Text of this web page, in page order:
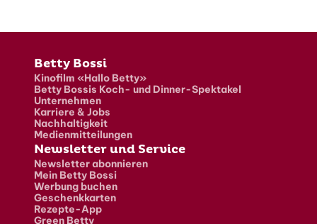
Fusszeile
Betty Bossi
Kinofilm «Hallo Betty»
Betty Bossis Koch- und Dinner-Spektakel
Unternehmen
Karriere & Jobs
Nachhaltigkeit
Medienmitteilungen
Newsletter und Service
Newsletter abonnieren
Mein Betty Bossi
Werbung buchen
Geschenkkarten
Rezepte-App
Green Betty